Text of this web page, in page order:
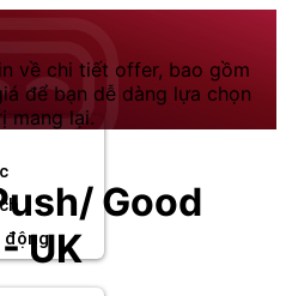
động
về chi tiết offer, bao gồm
để bạn dễ dàng lựa chọn
mang lại.
Good
UK